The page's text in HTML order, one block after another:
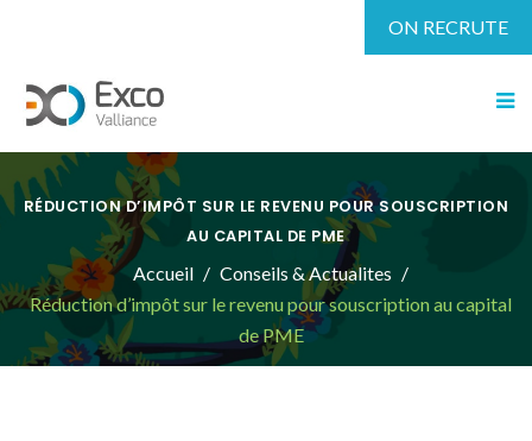
ON RECRUTE
RÉDUCTION D’IMPÔT SUR LE REVENU POUR SOUSCRIPTION
AU CAPITAL DE PME
Accueil
Conseils & Actualites
Réduction d’impôt sur le revenu pour souscription au capital
de PME